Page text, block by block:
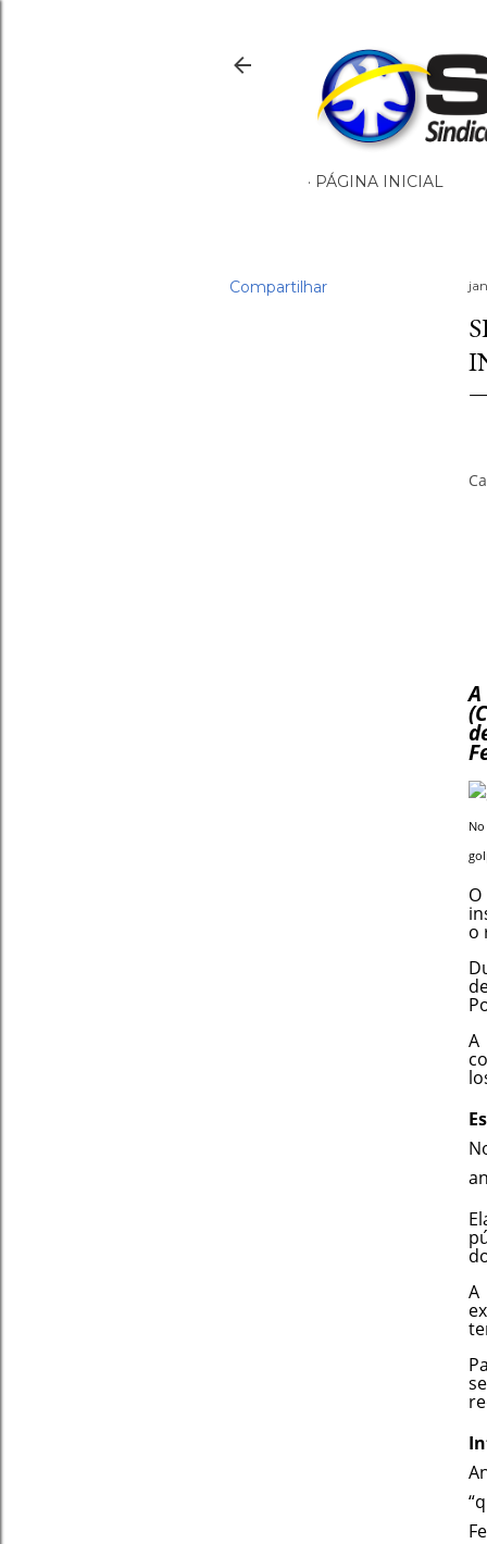
PÁGINA INICIAL
Compartilhar
o
A
A